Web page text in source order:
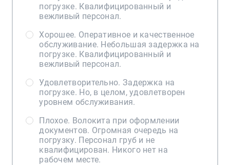
погрузке. Квалифицированный и
вежливый персонал.
Хорошее. Оперативное и качественное
обслуживание. Небольшая задержка на
погрузке. Квалифицированный и
вежливый персонал.
Удовлетворительно. Задержка на
погрузке. Но, в целом, удовлетворен
уровнем обслуживания.
Плохое. Волокита при оформлении
документов. Огромная очередь на
погрузку. Персонал груб и не
квалифицирован. Никого нет на
рабочем месте.